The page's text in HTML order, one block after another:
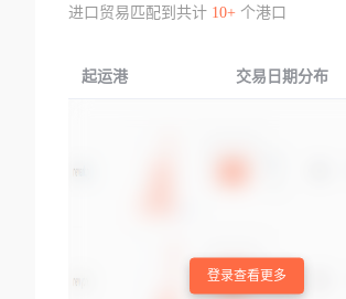
进口贸易匹配到共计 10+个港口
起运港 交易日期分布
登录查看更多